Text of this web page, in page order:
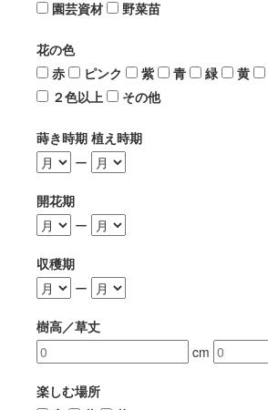
園芸資材
野菜苗
花の色
赤
ピンク 紫 青 緑 黄
２色以上
その他
蒔き時期 植え時期
ー
開花期
ー
収穫期
ー
樹高／草丈
cm
楽しむ場所